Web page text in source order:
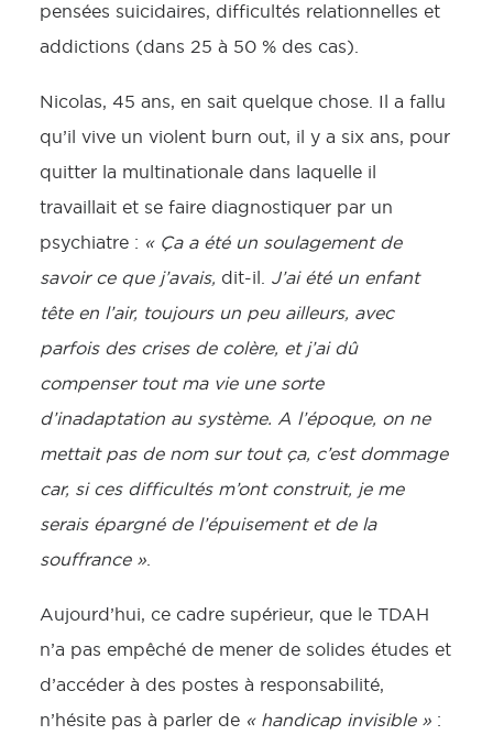
pensées suicidaires, difficultés relationnelles et
addictions (dans 25 à 50 % des cas).
Nicolas, 45 ans, en sait quelque chose. Il a fallu
qu’il vive un violent burn out, il y a six ans, pour
quitter la multinationale dans laquelle il
travaillait et se faire diagnostiquer par un
psychiatre : « Ça a été un soulagement de
savoir ce que j’avais, dit-il. J’ai été un enfant
tête en l’air, toujours un peu ailleurs, avec
parfois des crises de colère, et j’ai dû
compenser tout ma vie une sorte
d’inadaptation au système. A l’époque, on ne
mettait pas de nom sur tout ça, c’est dommage
car, si ces difficultés m’ont construit, je me
serais épargné de l’épuisement et de la
souffrance »
Aujourd’hui, ce cadre supérieur, que le TDAH
n’a pas empêché de mener de solides études et
d’accéder à des postes à responsabilité,
n’hésite pas à parler de « handicap invisible » :